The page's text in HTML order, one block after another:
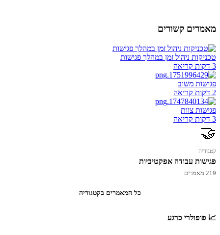
מאמרים קשורים
טכניקות ניהול זמן במהלך פגישות
3 דקות קריאה
פגישות משוב
2 דקות קריאה
פגישות צוות
3 דקות קריאה
🤝
קטגוריה
פגישות עבודה אפקטיביות
219 מאמרים
כל המאמרים בקטגוריה
📈 פופולרי כרגע